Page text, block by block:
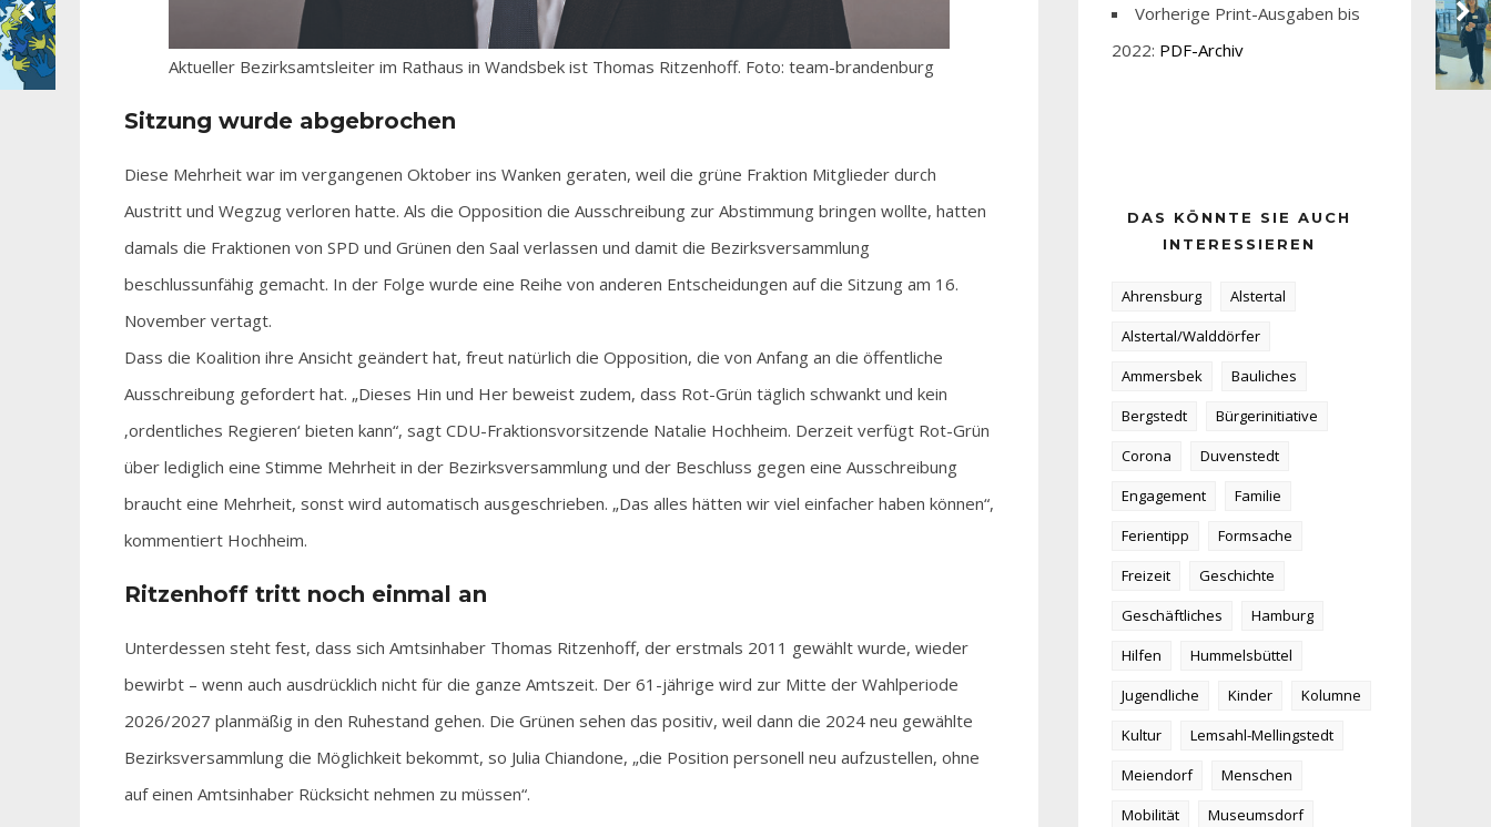
Aktueller Bezirksamtsleiter im Rathaus in Wandsbek ist Thomas Ritzenhoff. Foto: team-brandenburg
Sitzung wurde abgebrochen
Diese Mehrheit war im vergangenen Oktober ins Wanken geraten, weil die grüne Fraktion Mitglieder durch
Austritt und Wegzug verloren hatte. Als die Opposition die Ausschreibung zur Abstimmung bringen wollte, hatten
damals die Fraktionen von SPD und Grünen den Saal verlassen und damit die Bezirksversammlung
beschlussunfähig gemacht. In der Folge wurde eine Reihe von anderen Entscheidungen auf die Sitzung am 16.
November vertagt.
Dass die Koalition ihre Ansicht geändert hat, freut natürlich die Opposition, die von Anfang an die öffentliche
Ausschreibung gefordert hat. „Dieses Hin und Her beweist zudem, dass Rot-Grün täglich schwankt und kein
‚ordentliches Regieren‘ bieten kann“, sagt CDU-Fraktionsvorsitzende Natalie Hochheim. Derzeit verfügt Rot-Grün
über lediglich eine Stimme Mehrheit in der Bezirksversammlung und der Beschluss gegen eine Ausschreibung
braucht eine Mehrheit, sonst wird automatisch ausgeschrieben. „Das alles hätten wir viel einfacher haben können“,
kommentiert Hochheim.
Ritzenhoff tritt noch einmal an
Unterdessen steht fest, dass sich Amtsinhaber Thomas Ritzenhoff, der erstmals 2011 gewählt wurde, wieder
bewirbt – wenn auch ausdrücklich nicht für die ganze Amtszeit. Der 61-jährige wird zur Mitte der Wahlperiode
2026/2027 planmäßig in den Ruhestand gehen. Die Grünen sehen das positiv, weil dann die 2024 neu gewählte
Bezirksversammlung die Möglichkeit bekommt, so Julia Chiandone, „die Position personell neu aufzustellen, ohne
auf einen Amtsinhaber Rücksicht nehmen zu müssen“.
Vorherige Print-Ausgaben bis
2022: PDF-Archiv
DAS KÖNNTE SIE AUCH
INTERESSIEREN
Ahrensburg
Alstertal
Alstertal/Walddörfer
Ammersbek
Bauliches
Bergstedt
Bürgerinitiative
Corona
Duvenstedt
Engagement
Familie
Ferientipp
Formsache
Freizeit
Geschichte
Geschäftliches
Hamburg
Hilfen
Hummelsbüttel
Jugendliche
Kinder
Kolumne
Kultur
Lemsahl-Mellingstedt
Meiendorf
Menschen
Mobilität
Museumsdorf